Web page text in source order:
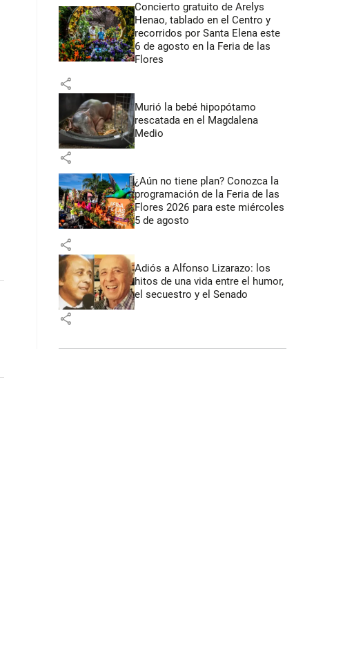
Concierto gratuito de Arelys
Henao, tablado en el Centro y
recorridos por Santa Elena este
6 de agosto en la Feria de las
Flores
share
Murió la bebé hipopótamo
rescatada en el Magdalena
Medio
share
¿Aún no tiene plan? Conozca la
programación de la Feria de las
Flores 2026 para este miércoles
5 de agosto
share
Adiós a Alfonso Lizarazo: los
hitos de una vida entre el humor,
el secuestro y el Senado
share